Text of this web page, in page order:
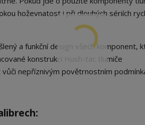
hoževnatost i při dlouhých sériích
a funkční design všech komponent,
konstrukci Hush-tac tlumiče
nepříznivým povětrnostním